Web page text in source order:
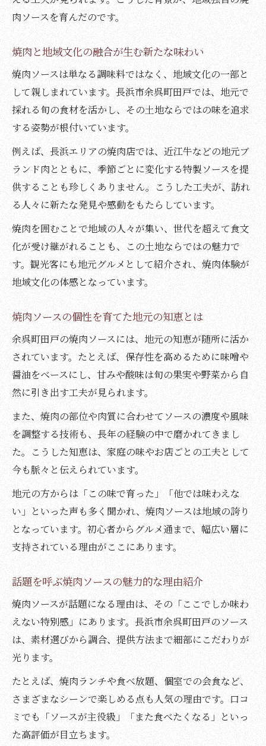
肉ソースを育んだのです。
焼肉と地域文化の融合が生む新たな味わい
焼肉ソースは単なる調味料ではなく、地域文化の一部と
して親しまれています。長浜市余呉町田戸では、地元で
採れる旬の食材を活かし、その土地ならではの味を追求
する姿勢が根付いています。
例えば、長浜エリアの焼肉店では、近江牛などの地元ブ
ランド肉とともに、季節ごとに変化する特製ソースを提
供することも珍しくありません。こうした工夫が、訪れ
る人々に新たな発見や感動をもたらしています。
焼肉を囲むことで地域の人々が集い、世代を超えて食文
化が受け継がれることも、この土地ならではの魅力で
す。観光客にも地元グルメとして紹介され、焼肉体験が
地域文化の体感となっています。
焼肉ソースの個性を育てた地元の知恵とは
余呉町田戸の焼肉ソースには、地元の知恵が随所に活か
されています。たとえば、保存性を高めるために味噌や
醤油をベースにし、甘みや酸味は旬の果実や野菜から自
然に引き出す工夫が見られます。
また、焼肉の部位や肉質に合わせてソースの濃度や風味
を調整する技術も、長年の経験の中で磨かれてきまし
た。こうした知恵は、家庭の味やお店ごとの工夫として
今も脈々と伝えられています。
地元の方からは「この味で育った」「他では味わえな
い」といった声も多く聞かれ、焼肉ソースは地域の誇り
となっています。初心者からグルメ通まで、幅広い層に
支持されている理由がここにあります。
話題を呼ぶ焼肉ソースの魅力的な理由紹介
焼肉ソースが話題になる理由は、その「ここでしか味わ
えない特別感」にあります。長浜市余呉町田戸のソース
は、素材選びから調合、提供方法まで細部にこだわりが
光ります。
たとえば、焼肉ランチや食べ放題、個室での会食など、
さまざまなシーンで楽しめる点も人気の理由です。口コ
ミでも「ソースが主役級」「また食べたくなる」といっ
た高評価が目立ちます。